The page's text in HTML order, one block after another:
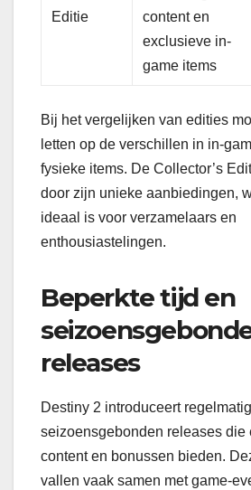
Editie
content en
exclusieve in-
game items
Bij het vergelijken van edities
letten op de verschillen in in-
fysieke items. De Collector’s
door zijn unieke aanbiedingen,
ideaal is voor verzamelaars en
enthousiastelingen.
Beperkte tijd en
releases
Destiny 2 introduceert
seizoensgebonden releases die
content en bonussen bieden.
vallen vaak samen met game-